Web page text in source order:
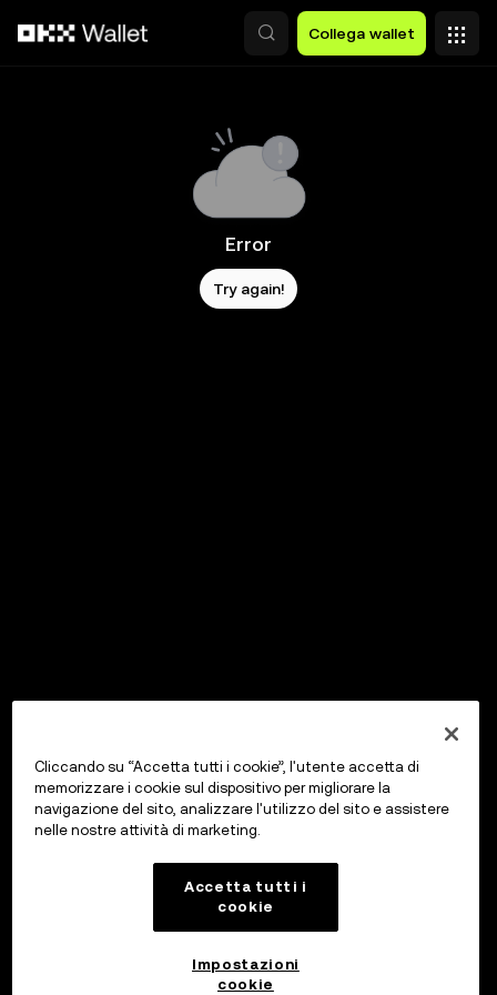
Collega wallet
Error
Try again!
Cliccando su “Accetta tutti i cookie”, l'utente accetta di
memorizzare i cookie sul dispositivo per migliorare la
navigazione del sito, analizzare l'utilizzo del sito e assistere
nelle nostre attività di marketing.
Accetta tutti i
cookie
Impostazioni
cookie